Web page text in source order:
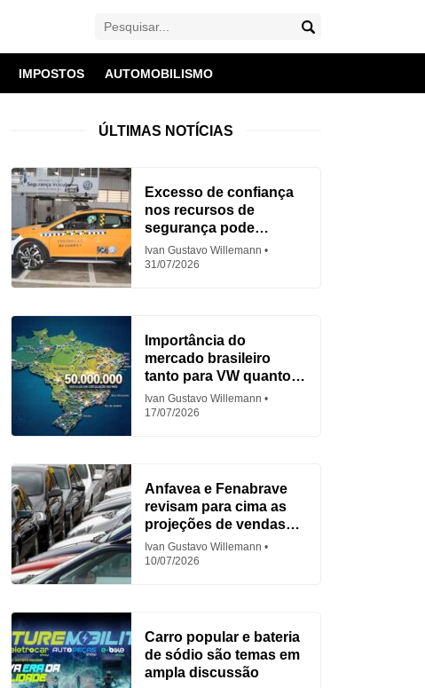
IMPOSTOS AUTOMOBILISMO
ÚLTIMAS NOTÍCIAS
Excesso de confiança
nos recursos de
segurança pode
aumentar acidentes
Ivan Gustavo Willemann
31/07/2026
Importância do
mercado brasileiro
tanto para VW quanto
para Fiat
Ivan Gustavo Willemann
17/07/2026
Anfavea e Fenabrave
revisam para cima as
projeções de vendas
em 2026
Ivan Gustavo Willemann
10/07/2026
Carro popular e bateria
de sódio são temas em
ampla discussão